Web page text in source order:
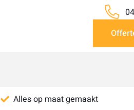
Alles op maat gemaakt